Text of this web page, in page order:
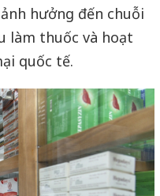
hưởng đến chuỗi
làm thuốc và hoạt
quốc tế.